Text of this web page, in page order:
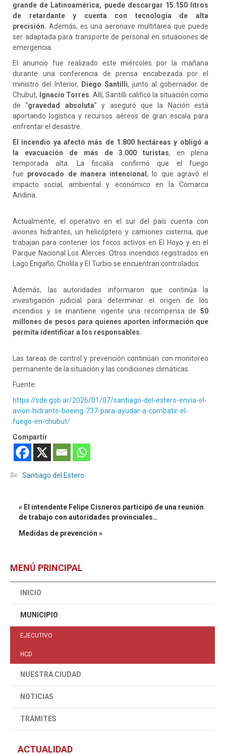
grande de Latinoamérica, puede descargar 15.150 litros
de retardante y cuenta con tecnología de alta
precisión. Además, es una aeronave multitarea que puede
ser adaptada para transporte de personal en situaciones de
emergencia
El anuncio fue realizado este miércoles por la mañana
durante una conferencia de prensa encabezada por el
ministro del Interior,
Diego Santilli, junto al gobernador de
Chubut,
Ignacio Torres . Allí, Santilli calificó la situación como
de “gravedad absoluta” y aseguró que la Nación está
aportando logística y recursos aéreos de gran escala para
enfrentar el desastre.
El incendio ya afectó más de 1.800 hectáreas y obligó a
la
evacuación de más de 3.000 turistas, en plena
temporada alta. La fiscalía confirmó que el fuego
fue provocado de manera intencional , lo que agravó el
impacto social, ambiental y económico en la Comarca
Andina.
Actualmente, el operativo en el sur del país cuenta con
aviones hidrantes, un helicóptero y camiones cisterna, que
trabajan para contener los focos activos en El Hoyo y en el
Parque Nacional Los Alerces. Otros incendios registrados en
Lago Engaño, Cholila y El Turbio se encuentran controlados.
Además, las autoridades informaron que continúa la
investigación judicial para determinar el origen de los
incendios y se mantiene vigente una recompensa de 50
millones de pesos para quienes aporten información que
permita identificar a los responsables.
Las tareas de control y prevención continúan con monitoreo
permanente de la situación y las condiciones climáticas.
Fuente:
https://sde.gob.ar/2026/01/07/santiago-del-estero-envia-el-
avion-hidrante-boeing-737-para-ayudar-a-combatir-el-
fuego-en-chubut/
Compartir
Santiago del Estero
« El intendente Felipe Cisneros participó de una reunión
de trabajo con autoridades provinciales…
Medidas de prevención »
MENÚ PRINCIPAL
INICIO
MUNICIPIO
EJECUTIVO
HCD
NUESTRA CIUDAD
NOTICIAS
TRÁMITES
ACTUALIDAD